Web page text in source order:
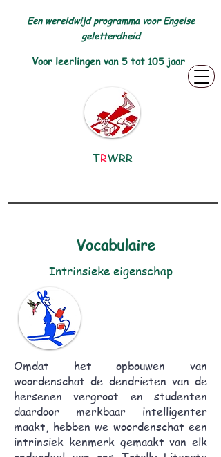
Een wereldwijd programma voor Engelse
geletterdheid
Voor leerlingen van 5 tot 105 jaar
TRWRR
Vocabulaire
Intrinsieke eigenschap
Omdat het opbouwen van
woordenschat de dendrieten van de
hersenen vergroot en studenten
daardoor merkbaar intelligenter
maakt, hebben we woordenschat een
intrinsiek kenmerk gemaakt van elk